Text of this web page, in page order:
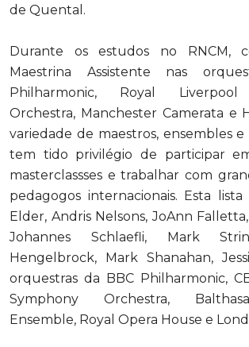
de Quental.
Durante os estudos no RNCM,
Maestrina Assistente nas
Philharmonic, Royal Liverpool
Orchestra, Manchester Camerata e
variedade de maestros, ensembles
tem tido privilégio de participar
masterclassses e trabalhar com
pedagogos internacionais. Esta
Elder, Andris Nelsons, JoAnn
Johannes Schlaefli, Mark
Hengelbrock, Mark Shanahan,
orquestras da BBC Philharmonic,
Symphony Orchestra,
Ensemble, Royal Opera House e